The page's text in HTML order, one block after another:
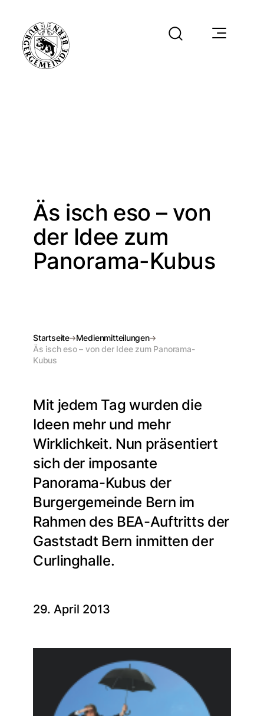
Äs isch eso – von
der Idee zum
Panorama-Kubus
Startseite
Medienmitteilungen
Äs isch eso – von der Idee zum Panorama-
Kubus
Mit jedem Tag wurden die
Ideen mehr und mehr
Wirklichkeit. Nun präsentiert
sich der imposante
Panorama-Kubus der
Burgergemeinde Bern im
Rahmen des BEA-Auftritts der
Gaststadt Bern inmitten der
Curlinghalle.
29. April 2013